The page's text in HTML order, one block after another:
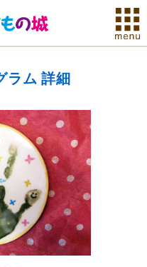
ラム 詳細